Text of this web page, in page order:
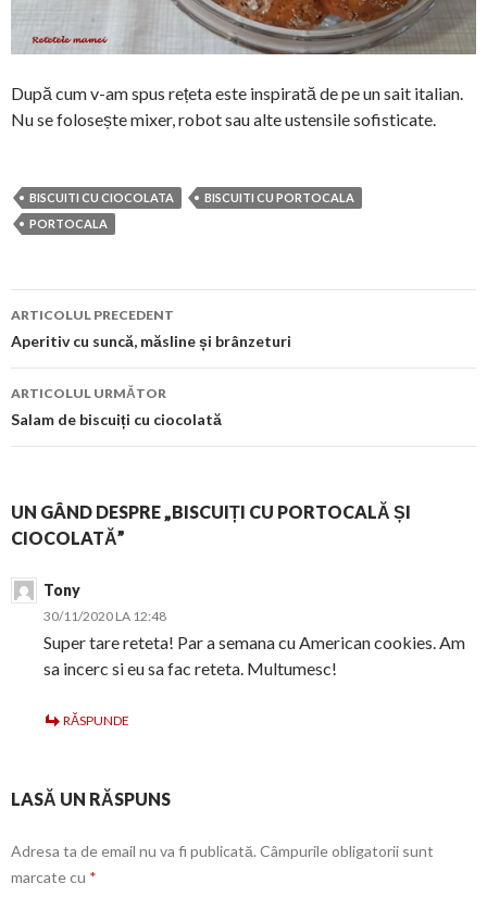
După cum v-am spus rețeta este inspirată de pe un sait italian.
Nu se folosește mixer, robot sau alte ustensile sofisticate.
BISCUITI CU CIOCOLATA
BISCUITI CU PORTOCALA
PORTOCALA
Navigare
în
articol
ARTICOLUL PRECEDENT
Aperitiv cu suncă, măsline și brânzeturi
ARTICOLUL URMĂTOR
Salam de biscuiți cu ciocolată
UN GÂND DESPRE „BISCUIȚI CU PORTOCALĂ ȘI
CIOCOLATĂ”
Tony
30/11/2020 LA 12:48
Super tare reteta! Par a semana cu American cookies. Am
sa incerc si eu sa fac reteta. Multumesc!
RĂSPUNDE
LASĂ UN RĂSPUNS
Adresa ta de email nu va fi publicată. Câmpurile obligatorii sunt
marcate cu *